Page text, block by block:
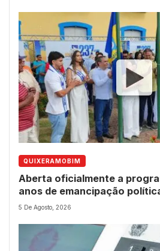
QUIXERAMOBIM
Aberta oficialmente a
anos de emancipação
5 De Agosto, 2026